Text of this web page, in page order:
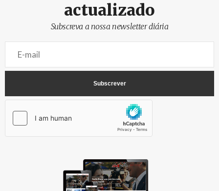
actualizado
Subscreva a nossa newsletter diária